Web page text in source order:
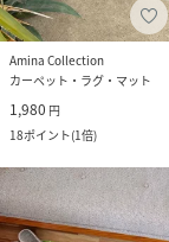
Amina Collection
カーペット・ラグ・マット
1,980 円
18ポイント(1倍)